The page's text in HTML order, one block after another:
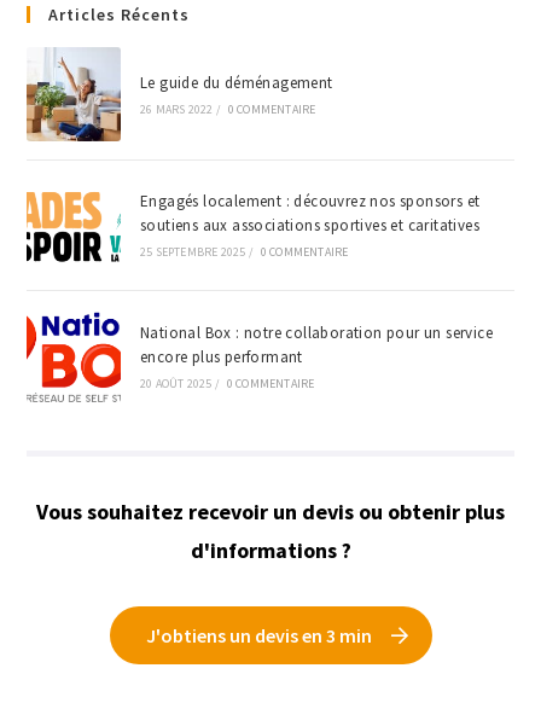
Articles Récents
Le guide du déménagement
26 MARS 2022 / 0 COMMENTAIRE
Engagés localement : découvrez nos sponsors et
soutiens aux associations sportives et caritatives
25 SEPTEMBRE 2025 / 0 COMMENTAIRE
National Box : notre collaboration pour un service
encore plus performant
20 AOÛT 2025 / 0 COMMENTAIRE
Vous souhaitez recevoir un devis ou obtenir plus
d'informations ?
J'obtiens un devis en 3 min